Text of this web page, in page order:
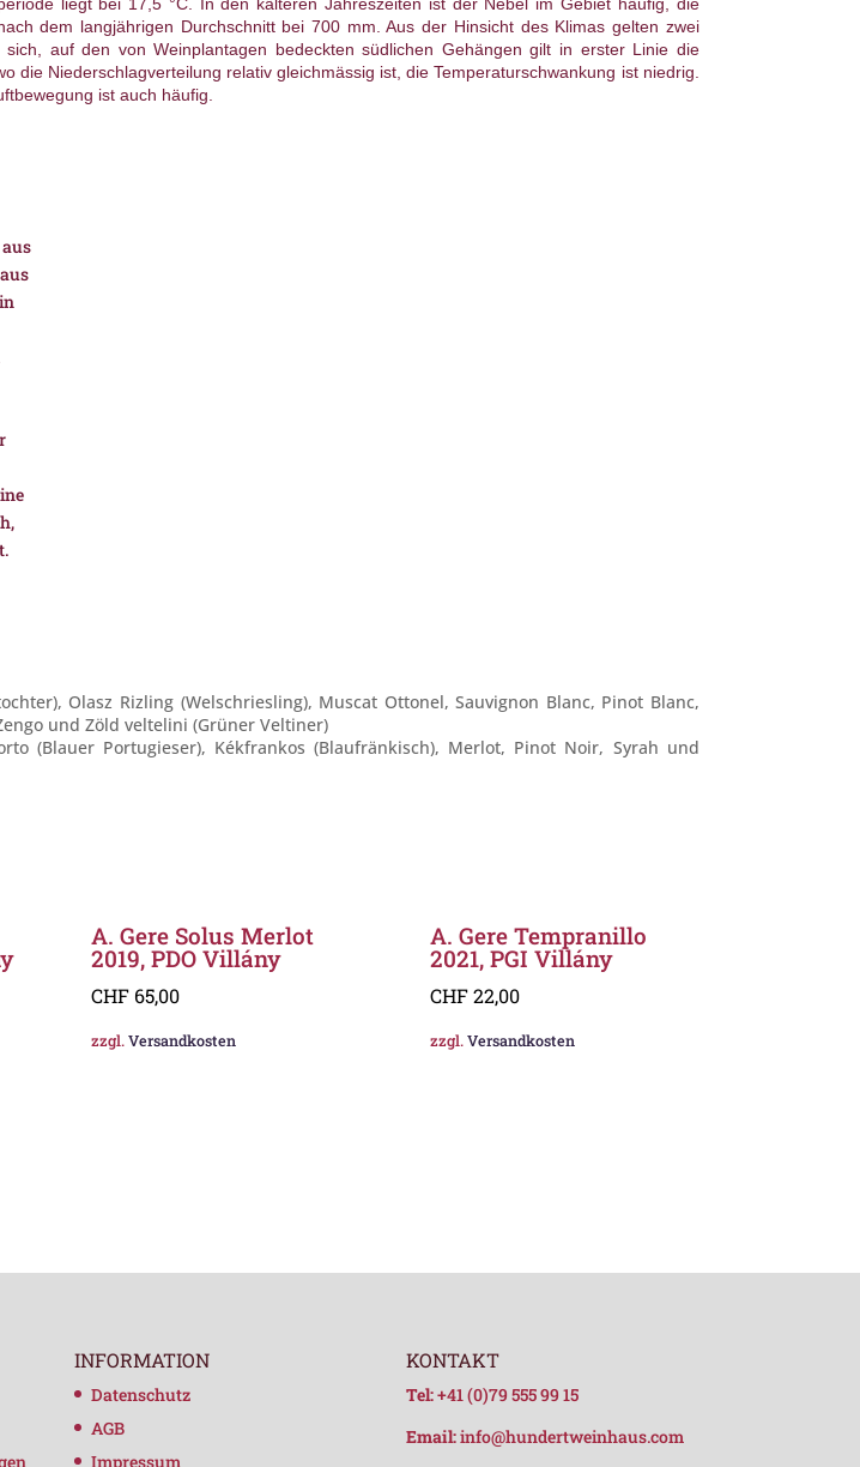
liegt bei 17,5 °C. In den kälteren Jahreszeiten ist der Nebel im Gebiet häufig, die
dem langjährigen Durchschnitt bei 700 mm. Aus der Hinsicht des Klimas gelten zwei
auf den von Weinplantagen bedeckten südlichen Gehängen gilt in erster Linie die
die Niederschlagverteilung relativ gleichmässig ist, die Temperaturschwankung ist niedrig.
ist auch häufig.
Olasz Rizling (Welschriesling), Muscat Ottonel, Sauvignon Blanc, Pinot Blanc,
und Zöld veltelini (Grüner Veltiner)
(Blauer Portugieser), Kékfrankos (Blaufränkisch), Merlot, Pinot Noir, Syrah und
A. Gere Solus Merlot
2019, PDO Villány
CHF65,00
zzgl.Versandkosten
A. Gere Tempranillo
2021, PGI Villány
CHF22,00
zzgl.Versandkosten
INFORMATION
Datenschutz
AGB
Impressum
KONTAKT
Tel:+41 (0)79 555 99 15
Email:info@hundertweinhaus.com